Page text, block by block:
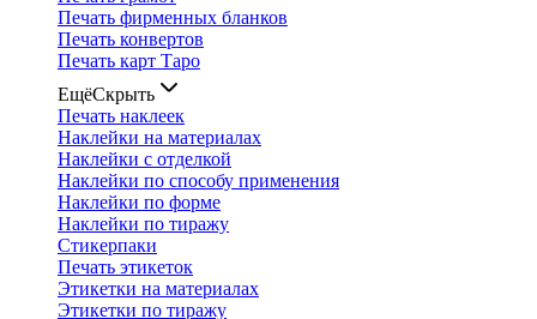
Печать фирменных бланков
Печать конвертов
Печать карт Таро
ЕщёСкрыть
Печать наклеек
Наклейки на материалах
Наклейки с отделкой
Наклейки по способу применения
Наклейки по форме
Наклейки по тиражу
Стикерпаки
Печать этикеток
Этикетки на материалах
Этикетки по тиражу